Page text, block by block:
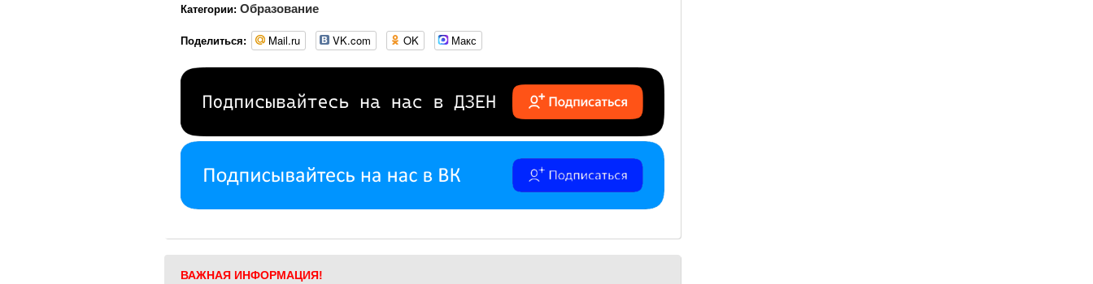
Категории: Образование
Поделиться: Mail.ru VK.com OK Макс
ВАЖНАЯ ИНФОРМАЦИЯ!